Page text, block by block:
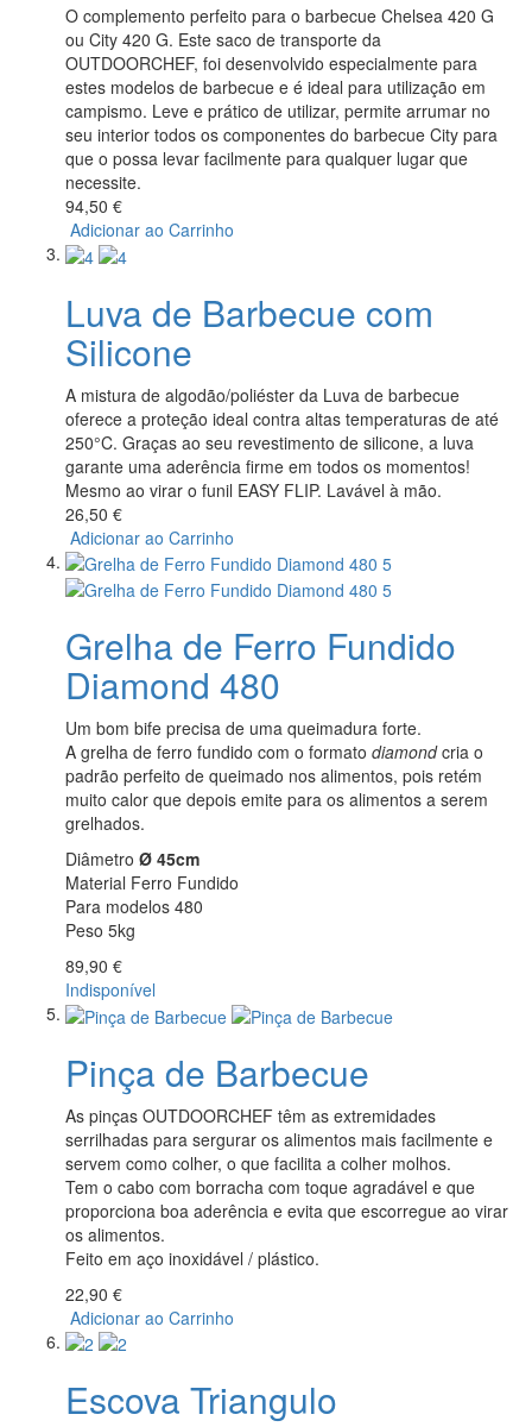
O complemento perfeito para o barbecue Chelsea 420 G
ou City 420 G. Este saco de transporte da
OUTDOORCHEF, foi desenvolvido especialmente para
estes modelos de barbecue e é ideal para utilização em
campismo. Leve e prático de utilizar, permite arrumar no
seu interior todos os componentes do barbecue City para
que o possa levar facilmente para qualquer lugar que
necessite.
94,50 €
Adicionar ao Carrinho
Luva de Barbecue com
Silicone
A mistura de algodão/poliéster da Luva de barbecue
oferece a proteção ideal contra altas temperaturas de até
250°C. Graças ao seu revestimento de silicone, a luva
garante uma aderência firme em todos os momentos!
Mesmo ao virar o funil EASY FLIP. Lavável à mão.
26,50 €
Adicionar ao Carrinho
Grelha de Ferro Fundido
Diamond 480
Um bom bife precisa de uma queimadura forte.
A grelha de ferro fundido com o formato diamondcria o
padrão perfeito de queimado nos alimentos, pois retém
muito calor que depois emite para os alimentos a serem
grelhados.
Diâmetro Ø 45cm
Material Ferro Fundido
Para modelos 480
Peso 5kg
89,90 €
Indisponível
Pinça de Barbecue
As pinças OUTDOORCHEF têm as extremidades
serrilhadas para sergurar os alimentos mais facilmente e
servem como colher, o que facilita a colher molhos.
Tem o cabo com borracha com toque agradável e que
proporciona boa aderência e evita que escorregue ao virar
os alimentos.
Feito em aço inoxidável / plástico.
22,90 €
Adicionar ao Carrinho
Escova Triangulo